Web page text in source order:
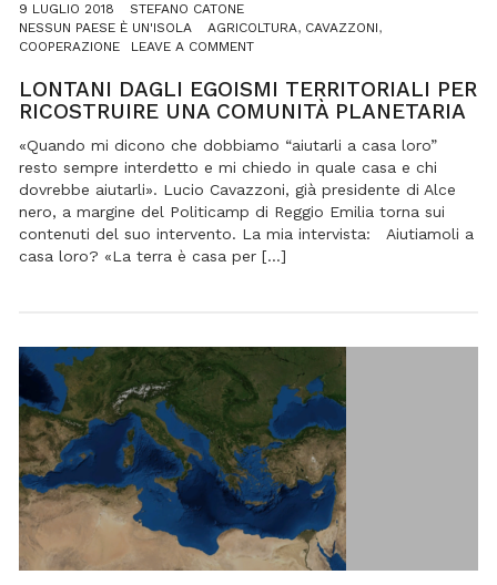
9 LUGLIO 2018
STEFANO CATONE
NESSUN PAESE È UN'ISOLA
AGRICOLTURA, CAVAZZONI,
COOPERAZIONE
LEAVE A COMMENTON
DAGLI
EGOISMI
TERRITORIALI
PER
RICOSTRUIRE
UNA
COMUNITÀ
PLANETARIA
LONTANI DAGLI EGOISMI TERRITORIALI PER
RICOSTRUIRE UNA COMUNITÀ PLANETARIA
«Quando mi dicono che dobbiamo “aiutarli a casa loro”
resto sempre interdetto e mi chiedo in quale casa e chi
dovrebbe aiutarli». Lucio Cavazzoni, già presidente di Alce
nero, a margine del Politicamp di Reggio Emilia torna sui
contenuti del suo intervento. La mia intervista: Aiutiamoli a
casa loro? «La terra è casa per […]